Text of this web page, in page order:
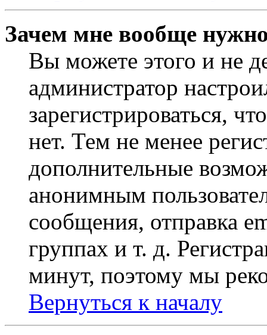
Зачем мне вообще
Вы можете этого и не
администратор
зарегистрироваться,
нет. Тем не менее
дополнительные
анонимным
сообщения, отправка
группах и т. д.
минут, поэтому мы
Вернуться к началу